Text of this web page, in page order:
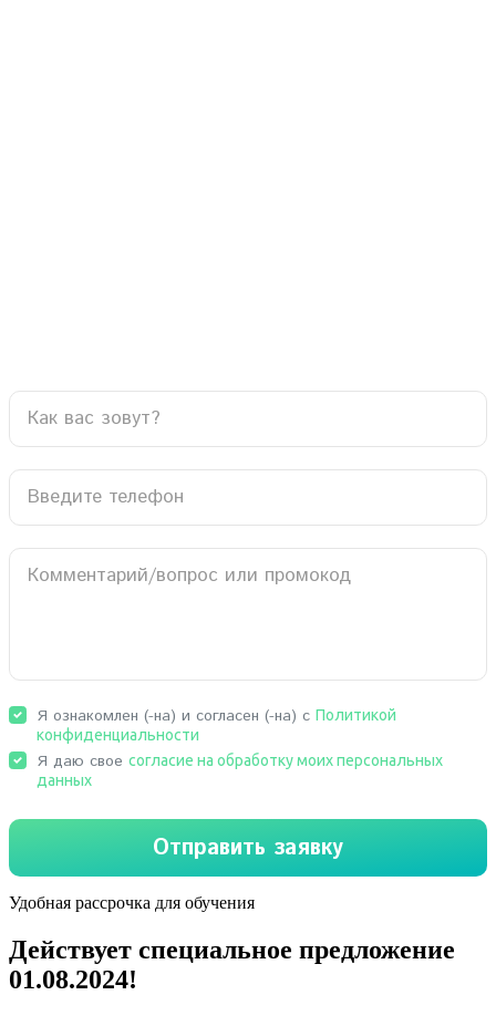
Удобная рассрочка для обучения
Действует специальное предложение
01.08.2024!